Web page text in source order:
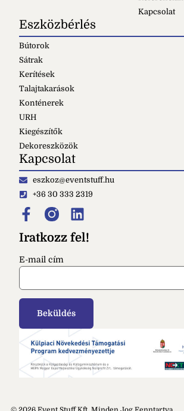
Kapcsolat
Eszközbérlés
Bútorok
Sátrak
Kerítések
Talajtakarások
Konténerek
URH
Kiegészítők
Dekoreszközök
Kapcsolat
eszkoz@eventstuff.hu
+36 30 333 2319
Iratkozz fel!
E-mail cím